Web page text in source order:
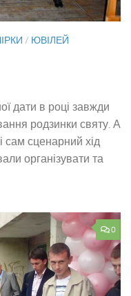
/ ЮВІЛЕЙ
дати в році завжди
родзинки святу. А
сам сценарний хід
організувати та
0